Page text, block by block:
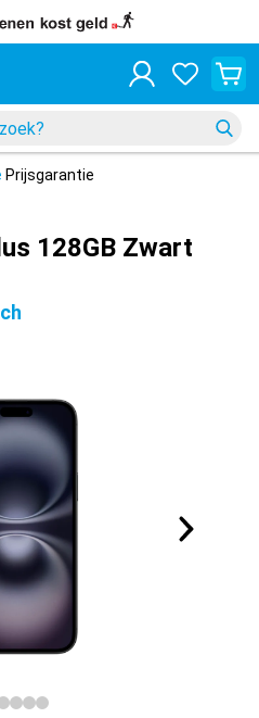
Prijsgarantie
128GB Zwart